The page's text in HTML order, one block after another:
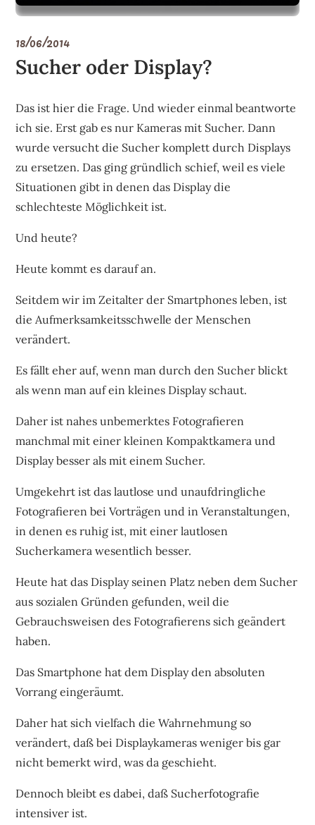
18/06/2014
Sucher oder Display?
Das ist hier die Frage. Und wieder einmal beantworte
ich sie. Erst gab es nur Kameras mit Sucher. Dann
wurde versucht die Sucher komplett durch Displays
zu ersetzen. Das ging gründlich schief, weil es viele
Situationen gibt in denen das Display die
schlechteste Möglichkeit ist.
Und heute?
Heute kommt es darauf an.
Seitdem wir im Zeitalter der Smartphones leben, ist
die Aufmerksamkeitsschwelle der Menschen
verändert.
Es fällt eher auf, wenn man durch den Sucher blickt
als wenn man auf ein kleines Display schaut.
Daher ist nahes unbemerktes Fotografieren
manchmal mit einer kleinen Kompaktkamera und
Display besser als mit einem Sucher.
Umgekehrt ist das lautlose und unaufdringliche
Fotografieren bei Vorträgen und in Veranstaltungen,
in denen es ruhig ist, mit einer lautlosen
Sucherkamera wesentlich besser.
Heute hat das Display seinen Platz neben dem Sucher
aus sozialen Gründen gefunden, weil die
Gebrauchsweisen des Fotografierens sich geändert
haben.
Das Smartphone hat dem Display den absoluten
Vorrang eingeräumt.
Daher hat sich vielfach die Wahrnehmung so
verändert, daß bei Displaykameras weniger bis gar
nicht bemerkt wird, was da geschieht.
Dennoch bleibt es dabei, daß Sucherfotografie
intensiver ist.